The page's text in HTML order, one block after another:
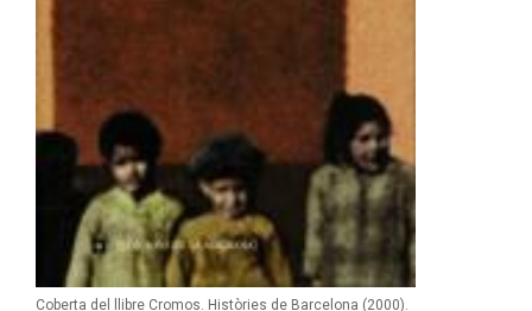
Coberta del llibre Cromos. Històries de Barcelona (2000).